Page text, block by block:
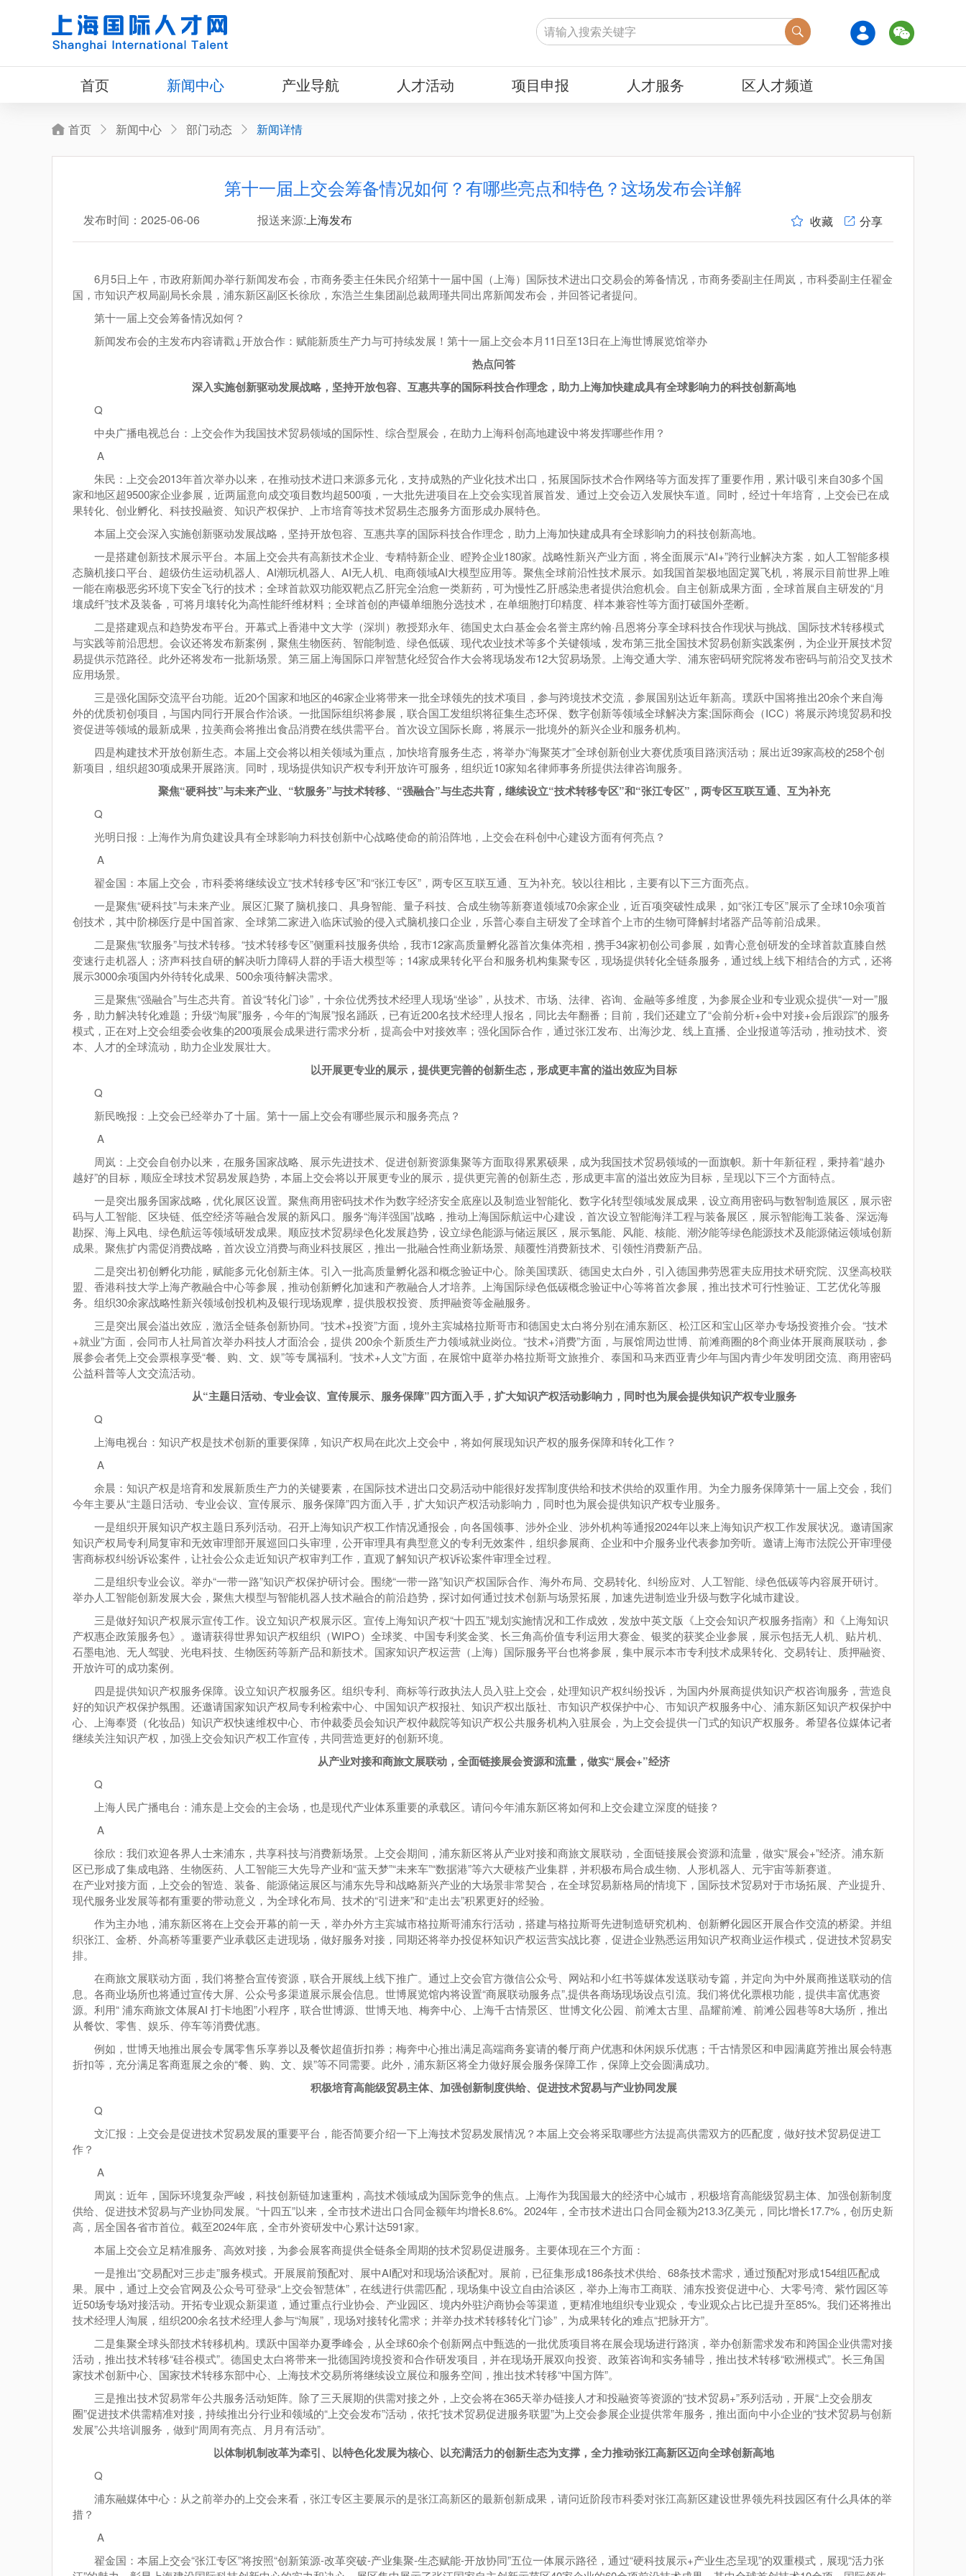
首页 新闻中心 产业导航 人才活动 项目申报 人才服务 区人才频道
首页 新闻中心 部门动态 新闻详情
第十一届上交会筹备情况如何？有哪些亮点和特色？这场发布会详解
发布时间：2025-06-06 报送来源:上海发布 收藏 分享
6月5日上午，市政府新闻办举行新闻发布会，市商务委主任朱民介绍第十一届中国（上海）国际技术进出口交易会的筹备情况，市商务委副主任周岚，市科委副主任翟金
国，市知识产权局副局长余晨，浦东新区副区长徐欣，东浩兰生集团副总裁周瑾共同出席新闻发布会，并回答记者提问。
第十一届上交会筹备情况如何？
新闻发布会的主发布内容请戳↓开放合作：赋能新质生产力与可持续发展！第十一届上交会本月11日至13日在上海世博展览馆举办
热点问答
深入实施创新驱动发展战略，坚持开放包容、互惠共享的国际科技合作理念，助力上海加快建成具有全球影响力的科技创新高地
Q
中央广播电视总台：上交会作为我国技术贸易领域的国际性、综合型展会，在助力上海科创高地建设中将发挥哪些作用？
A
朱民：上交会2013年首次举办以来，在推动技术进口来源多元化，支持成熟的产业化技术出口，拓展国际技术合作网络等方面发挥了重要作用，累计吸引来自30多个国
家和地区超9500家企业参展，近两届意向成交项目数均超500项，一大批先进项目在上交会实现首展首发、通过上交会迈入发展快车道。同时，经过十年培育，上交会已在成
果转化、创业孵化、科技投融资、知识产权保护、上市培育等技术贸易生态服务方面形成办展特色。
本届上交会深入实施创新驱动发展战略，坚持开放包容、互惠共享的国际科技合作理念，助力上海加快建成具有全球影响力的科技创新高地。
一是搭建创新技术展示平台。本届上交会共有高新技术企业、专精特新企业、瞪羚企业180家。战略性新兴产业方面，将全面展示“AI+”跨行业解决方案，如人工智能多模
态脑机接口平台、超级仿生运动机器人、AI潮玩机器人、AI无人机、电商领域AI大模型应用等。聚焦全球前沿性技术展示。如我国首架极地固定翼飞机，将展示目前世界上唯
一能在南极恶劣环境下安全飞行的技术；全球首款双功能双靶点乙肝完全治愈一类新药，可为慢性乙肝感染患者提供治愈机会。自主创新成果方面，全球首展自主研发的“月
壤成纤”技术及装备，可将月壤转化为高性能纤维材料；全球首创的声镊单细胞分选技术，在单细胞打印精度、样本兼容性等方面打破国外垄断。
二是搭建观点和趋势发布平台。开幕式上香港中文大学（深圳）教授郑永年、德国史太白基金会名誉主席约翰·吕恩将分享全球科技合作现状与挑战、国际技术转移模式
与实践等前沿思想。会议还将发布新案例，聚焦生物医药、智能制造、绿色低碳、现代农业技术等多个关键领域，发布第三批全国技术贸易创新实践案例，为企业开展技术贸
易提供示范路径。此外还将发布一批新场景。第三届上海国际口岸智慧化经贸合作大会将现场发布12大贸易场景。上海交通大学、浦东密码研究院将发布密码与前沿交叉技术
应用场景。
三是强化国际交流平台功能。近20个国家和地区的46家企业将带来一批全球领先的技术项目，参与跨境技术交流，参展国别达近年新高。璞跃中国将推出20余个来自海
外的优质初创项目，与国内同行开展合作洽谈。一批国际组织将参展，联合国工发组织将征集生态环保、数字创新等领域全球解决方案;国际商会（ICC）将展示跨境贸易和投
资促进等领域的最新成果，拉美商会将推出食品消费在线供需平台。首次设立国际长廊，将展示一批境外的新兴企业和服务机构。
四是构建技术开放创新生态。本届上交会将以相关领域为重点，加快培育服务生态，将举办“海聚英才”全球创新创业大赛优质项目路演活动；展出近39家高校的258个创
新项目，组织超30项成果开展路演。同时，现场提供知识产权专利开放许可服务，组织近10家知名律师事务所提供法律咨询服务。
聚焦“硬科技”与未来产业、“软服务”与技术转移、“强融合”与生态共育，继续设立“技术转移专区”和“张江专区”，两专区互联互通、互为补充
Q
光明日报：上海作为肩负建设具有全球影响力科技创新中心战略使命的前沿阵地，上交会在科创中心建设方面有何亮点？
A
翟金国：本届上交会，市科委将继续设立“技术转移专区”和“张江专区”，两专区互联互通、互为补充。较以往相比，主要有以下三方面亮点。
一是聚焦“硬科技”与未来产业。展区汇聚了脑机接口、具身智能、量子科技、合成生物等新赛道领域70余家企业，近百项突破性成果，如“张江专区”展示了全球10余项首
创技术，其中阶梯医疗是中国首家、全球第二家进入临床试验的侵入式脑机接口企业，乐普心泰自主研发了全球首个上市的生物可降解封堵器产品等前沿成果。
二是聚焦“软服务”与技术转移。“技术转移专区”侧重科技服务供给，我市12家高质量孵化器首次集体亮相，携手34家初创公司参展，如青心意创研发的全球首款直膝自然
变速行走机器人；济声科技自研的解决听力障碍人群的手语大模型等；14家成果转化平台和服务机构集聚专区，现场提供转化全链条服务，通过线上线下相结合的方式，还将
展示3000余项国内外待转化成果、500余项待解决需求。
三是聚焦“强融合”与生态共育。首设“转化门诊”，十余位优秀技术经理人现场“坐诊”，从技术、市场、法律、咨询、金融等多维度，为参展企业和专业观众提供“一对一”服
务，助力解决转化难题；升级“淘展”服务，今年的“淘展”报名踊跃，已有近200名技术经理人报名，同比去年翻番；目前，我们还建立了“会前分析+会中对接+会后跟踪”的服务
模式，正在对上交会组委会收集的200项展会成果进行需求分析，提高会中对接效率；强化国际合作，通过张江发布、出海沙龙、线上直播、企业报道等活动，推动技术、资
本、人才的全球流动，助力企业发展壮大。
以开展更专业的展示，提供更完善的创新生态，形成更丰富的溢出效应为目标
Q
新民晚报：上交会已经举办了十届。第十一届上交会有哪些展示和服务亮点？
A
周岚：上交会自创办以来，在服务国家战略、展示先进技术、促进创新资源集聚等方面取得累累硕果，成为我国技术贸易领域的一面旗帜。新十年新征程，秉持着“越办
越好”的目标，顺应全球技术贸易发展趋势，本届上交会将以开展更专业的展示，提供更完善的创新生态，形成更丰富的溢出效应为目标，呈现以下三个方面特点。
一是突出服务国家战略，优化展区设置。聚焦商用密码技术作为数字经济安全底座以及制造业智能化、数字化转型领域发展成果，设立商用密码与数智制造展区，展示密
码与人工智能、区块链、低空经济等融合发展的新风口。服务“海洋强国”战略，推动上海国际航运中心建设，首次设立智能海洋工程与装备展区，展示智能海工装备、深远海
勘探、海上风电、绿色航运等领域研发成果。顺应技术贸易绿色化发展趋势，设立绿色能源与储运展区，展示氢能、风能、核能、潮汐能等绿色能源技术及能源储运领域创新
成果。聚焦扩内需促消费战略，首次设立消费与商业科技展区，推出一批融合性商业新场景、颠覆性消费新技术、引领性消费新产品。
二是突出初创孵化功能，赋能多元化创新主体。引入一批高质量孵化器和概念验证中心。除美国璞跃、德国史太白外，引入德国弗劳恩霍夫应用技术研究院、汉堡高校联
盟、香港科技大学上海产教融合中心等参展，推动创新孵化加速和产教融合人才培养。上海国际绿色低碳概念验证中心等将首次参展，推出技术可行性验证、工艺优化等服
务。组织30余家战略性新兴领域创投机构及银行现场观摩，提供股权投资、质押融资等金融服务。
三是突出展会溢出效应，激活全链条创新协同。“技术+投资”方面，境外主宾城格拉斯哥市和德国史太白将分别在浦东新区、松江区和宝山区举办专场投资推介会。“技术
+就业”方面，会同市人社局首次举办科技人才面洽会，提供 200余个新质生产力领域就业岗位。“技术+消费”方面，与展馆周边世博、前滩商圈的8个商业体开展商展联动，参
展参会者凭上交会票根享受“餐、购、文、娱”等专属福利。“技术+人文”方面，在展馆中庭举办格拉斯哥文旅推介、泰国和马来西亚青少年与国内青少年发明团交流、商用密码
公益科普等人文交流活动。
从“主题日活动、专业会议、宣传展示、服务保障”四方面入手，扩大知识产权活动影响力，同时也为展会提供知识产权专业服务
Q
上海电视台：知识产权是技术创新的重要保障，知识产权局在此次上交会中，将如何展现知识产权的服务保障和转化工作？
A
余晨：知识产权是培育和发展新质生产力的关键要素，在国际技术进出口交易活动中能很好发挥制度供给和技术供给的双重作用。为全力服务保障第十一届上交会，我们
今年主要从“主题日活动、专业会议、宣传展示、服务保障”四方面入手，扩大知识产权活动影响力，同时也为展会提供知识产权专业服务。
一是组织开展知识产权主题日系列活动。召开上海知识产权工作情况通报会，向各国领事、涉外企业、涉外机构等通报2024年以来上海知识产权工作发展状况。邀请国家
知识产权局专利局复审和无效审理部开展巡回口头审理，公开审理具有典型意义的专利无效案件，组织参展商、企业和中介服务业代表参加旁听。邀请上海市法院公开审理侵
害商标权纠纷诉讼案件，让社会公众走近知识产权审判工作，直观了解知识产权诉讼案件审理全过程。
二是组织专业会议。举办“一带一路”知识产权保护研讨会。围绕“一带一路”知识产权国际合作、海外布局、交易转化、纠纷应对、人工智能、绿色低碳等内容展开研讨。
举办人工智能创新发展大会，聚焦大模型与智能机器人技术融合的前沿趋势，探讨如何通过技术创新与场景拓展，加速先进制造业升级与数字化城市建设。
三是做好知识产权展示宣传工作。设立知识产权展示区。宣传上海知识产权“十四五”规划实施情况和工作成效，发放中英文版《上交会知识产权服务指南》和《上海知识
产权惠企政策服务包》。邀请获得世界知识产权组织（WIPO）全球奖、中国专利奖金奖、长三角高价值专利运用大赛金、银奖的获奖企业参展，展示包括无人机、贴片机、
石墨电池、无人驾驶、光电科技、生物医药等新产品和新技术。国家知识产权运营（上海）国际服务平台也将参展，集中展示本市专利技术成果转化、交易转让、质押融资、
开放许可的成功案例。
四是提供知识产权服务保障。设立知识产权服务区。组织专利、商标等行政执法人员入驻上交会，处理知识产权纠纷投诉，为国内外展商提供知识产权咨询服务，营造良
好的知识产权保护氛围。还邀请国家知识产权局专利检索中心、中国知识产权报社、知识产权出版社、市知识产权保护中心、市知识产权服务中心、浦东新区知识产权保护中
心、上海奉贤（化妆品）知识产权快速维权中心、市仲裁委员会知识产权仲裁院等知识产权公共服务机构入驻展会，为上交会提供一门式的知识产权服务。希望各位媒体记者
继续关注知识产权，加强上交会知识产权工作宣传，共同营造更好的创新环境。
从产业对接和商旅文展联动，全面链接展会资源和流量，做实“展会+”经济
Q
上海人民广播电台：浦东是上交会的主会场，也是现代产业体系重要的承载区。请问今年浦东新区将如何和上交会建立深度的链接？
A
徐欣：我们欢迎各界人士来浦东，共享科技与消费新场景。上交会期间，浦东新区将从产业对接和商旅文展联动，全面链接展会资源和流量，做实“展会+”经济。浦东新
区已形成了集成电路、生物医药、人工智能三大先导产业和“蓝天梦”“未来车”“数据港”等六大硬核产业集群，并积极布局合成生物、人形机器人、元宇宙等新赛道。
在产业对接方面，上交会的智造、装备、能源储运展区与浦东先导和战略新兴产业的大场景非常契合，在全球贸易新格局的情境下，国际技术贸易对于市场拓展、产业提升、
现代服务业发展等都有重要的带动意义，为全球化布局、技术的“引进来”和“走出去”积累更好的经验。
作为主办地，浦东新区将在上交会开幕的前一天，举办外方主宾城市格拉斯哥浦东行活动，搭建与格拉斯哥先进制造研究机构、创新孵化园区开展合作交流的桥梁。并组
织张江、金桥、外高桥等重要产业承载区走进现场，做好服务对接，同期还将举办投促杯知识产权运营实战比赛，促进企业熟悉运用知识产权商业运作模式，促进技术贸易安
排。
在商旅文展联动方面，我们将整合宣传资源，联合开展线上线下推广。通过上交会官方微信公众号、网站和小红书等媒体发送联动专篇，并定向为中外展商推送联动的信
息。各商业场所也将通过宣传大屏、公众号多渠道展示展会信息。世博展览馆内将设置“商展联动服务点”,提供各商场现场设点引流。我们将优化票根功能，提供丰富优惠资
源。利用“ 浦东商旅文体展AI 打卡地图”小程序，联合世博源、世博天地、梅奔中心、上海千古情景区、世博文化公园、前滩太古里、晶耀前滩、前滩公园巷等8大场所，推出
从餐饮、零售、娱乐、停车等消费优惠。
例如，世博天地推出展会专属零售乐享券以及餐饮超值折扣券；梅奔中心推出满足高端商务宴请的餐厅商户优惠和休闲娱乐优惠；千古情景区和申园满庭芳推出展会特惠
折扣等，充分满足客商逛展之余的“餐、购、文、娱”等不同需要。此外，浦东新区将全力做好展会服务保障工作，保障上交会圆满成功。
积极培育高能级贸易主体、加强创新制度供给、促进技术贸易与产业协同发展
Q
文汇报：上交会是促进技术贸易发展的重要平台，能否简要介绍一下上海技术贸易发展情况？本届上交会将采取哪些方法提高供需双方的匹配度，做好技术贸易促进工
作？
A
周岚：近年，国际环境复杂严峻，科技创新链加速重构，高技术领域成为国际竞争的焦点。上海作为我国最大的经济中心城市，积极培育高能级贸易主体、加强创新制度
供给、促进技术贸易与产业协同发展。“十四五”以来，全市技术进出口合同金额年均增长8.6%。2024年，全市技术进出口合同金额为213.3亿美元，同比增长17.7%，创历史新
高，居全国各省市首位。截至2024年底，全市外资研发中心累计达591家。
本届上交会立足精准服务、高效对接，为参会展客商提供全链条全周期的技术贸易促进服务。主要体现在三个方面：
一是推出“交易配对三步走”服务模式。开展展前预配对、展中AI配对和现场洽谈配对。展前，已征集形成186条技术供给、68条技术需求，通过预配对形成154组匹配成
果。展中，通过上交会官网及公众号可登录“上交会智慧体”，在线进行供需匹配，现场集中设立自由洽谈区，举办上海市工商联、浦东投资促进中心、大零号湾、紫竹园区等
近50场专场对接活动。开拓专业观众新渠道，通过重点行业协会、产业园区、境内外驻沪商协会等渠道，更精准地组织专业观众，专业观众占比已提升至85%。我们还将推出
技术经理人淘展，组织200余名技术经理人参与“淘展”，现场对接转化需求；并举办技术转移转化“门诊”，为成果转化的难点“把脉开方”。
二是集聚全球头部技术转移机构。璞跃中国举办夏季峰会，从全球60余个创新网点中甄选的一批优质项目将在展会现场进行路演，举办创新需求发布和跨国企业供需对接
活动，推出技术转移“硅谷模式”。德国史太白将带来一批德国跨境投资和合作研发项目，并在现场开展双向投资、政策咨询和实务辅导，推出技术转移“欧洲模式”。长三角国
家技术创新中心、国家技术转移东部中心、上海技术交易所将继续设立展位和服务空间，推出技术转移“中国方阵”。
三是推出技术贸易常年公共服务活动矩阵。除了三天展期的供需对接之外，上交会将在365天举办链接人才和投融资等资源的“技术贸易+”系列活动，开展“上交会朋友
圈”促进技术供需精准对接，持续推出分行业和领域的“上交会发布”活动，依托“技术贸易促进服务联盟”为上交会参展企业提供常年服务，推出面向中小企业的“技术贸易与创新
发展”公共培训服务，做到“周周有亮点、月月有活动”。
以体制机制改革为牵引、以特色化发展为核心、以充满活力的创新生态为支撑，全力推动张江高新区迈向全球创新高地
Q
浦东融媒体中心：从之前举办的上交会来看，张江专区主要展示的是张江高新区的最新创新成果，请问近阶段市科委对张江高新区建设世界领先科技园区有什么具体的举
措？
A
翟金国：本届上交会“张江专区”将按照“创新策源-改革突破-产业集聚-生态赋能-开放协同”五位一体展示路径，通过“硬科技展示+产业生态呈现”的双重模式，展现“活力张